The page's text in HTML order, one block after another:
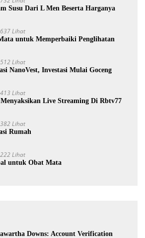
Susu Dari L Men Beserta Harganya
Lihat
untuk Memperbaiki Penglihatan
Lihat
NanoVest, Investasi Mulai Goceng
Lihat
Live Streaming Di Rbtv77
Lihat
Rumah
Lihat
untuk Obat Mata
Downs: Account Verification